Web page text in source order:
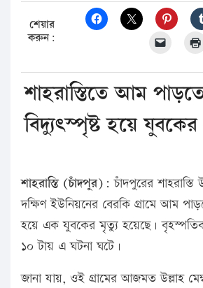
শেয়ার
করুন:
শাহরাস্তিতে আম
বিদ্যুৎস্পৃষ্ট হয়ে
শাহরাস্তি (চাঁদপুর): চাঁদপুরের শাহরাস্তি
দক্ষিণ ইউনিয়নের বেরকি গ্রামে আম
হয়ে এক যুবকের মৃত্যু হয়েছে।
১০ টায় এ ঘটনা ঘটে।
জানা যায়, ওই গ্রামের আজমত উল্লাহ